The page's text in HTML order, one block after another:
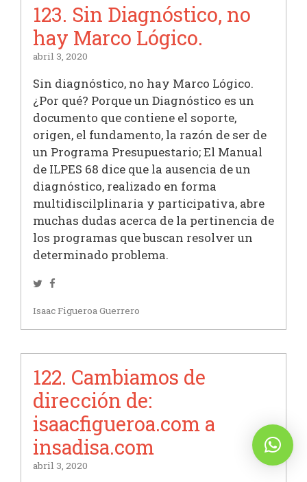
123. Sin Diagnóstico, no
hay Marco Lógico.
abril 3, 2020
Sin diagnóstico, no hay Marco Lógico.
¿Por qué? Porque un Diagnóstico es un
documento que contiene el soporte,
origen, el fundamento, la razón de ser de
un Programa Presupuestario; El Manual
de ILPES 68 dice que la ausencia de un
diagnóstico, realizado en forma
multidiscilplinaria y participativa, abre
muchas dudas acerca de la pertinencia de
los programas que buscan resolver un
determinado problema.
Twitter
Isaac Figueroa Guerrero
122. Cambiamos de
dirección de:
isaacfigueroa.com a
insadisa.com
abril 3, 2020